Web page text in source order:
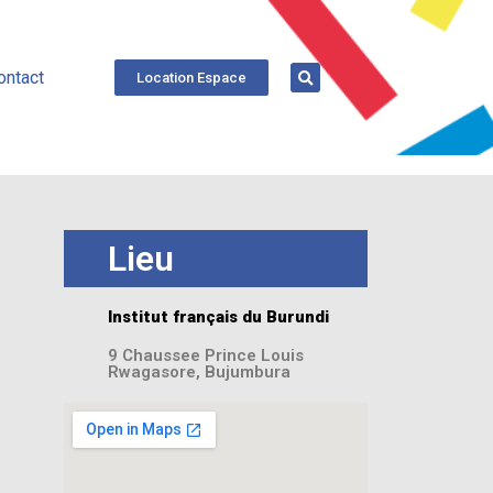
Location Espace
Lieu
Institut français du Burundi
9 Chaussee Prince Louis
Rwagasore, Bujumbura